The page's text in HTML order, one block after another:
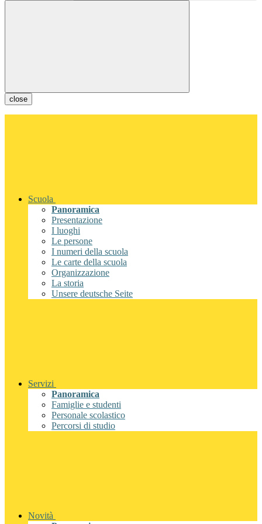
close
Scuola
Panoramica
Presentazione
I luoghi
Le persone
I numeri della scuola
Le carte della scuola
Organizzazione
La storia
Unsere deutsche Seite
Servizi
Panoramica
Famiglie e studenti
Personale scolastico
Percorsi di studio
Novità